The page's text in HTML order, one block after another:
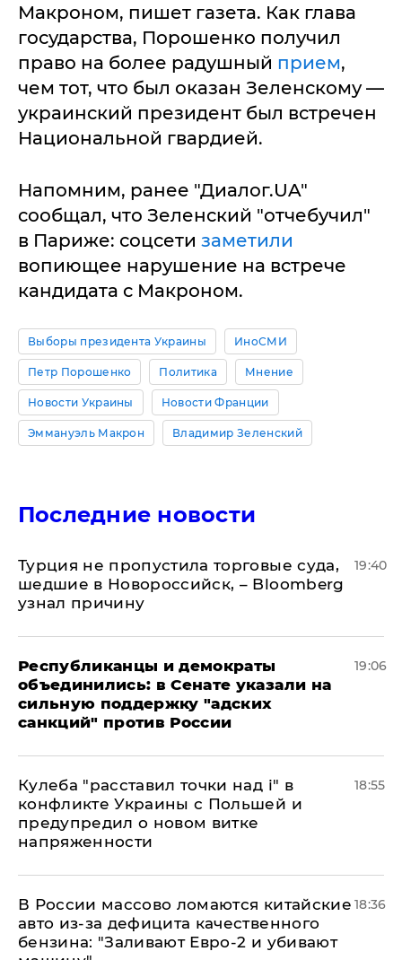
Макроном, пишет газета. Как глава
государства, Порошенко получил
право на более радушный прием,
чем тот, что был оказан Зеленскому —
украинский президент был встречен
Национальной гвардией.
Напомним, ранее "Диалог.UA"
сообщал, что Зеленский "отчебучил"
в Париже: соцсети заметили
вопиющее нарушение на встрече
кандидата с Макроном.
Выборы президента Украины ИноСМИ
Петр Порошенко Политика Мнение
Новости Украины Новости Франции
Эммануэль Макрон Владимир Зеленский
Последние новости
Турция не пропустила торговые суда,
шедшие в Новороссийск, – Bloomberg
узнал причину
19:40
Республиканцы и демократы
объединились: в Сенате указали на
сильную поддержку "адских
санкций" против России
19:06
Кулеба "расставил точки над і" в
конфликте Украины с Польшей и
предупредил о новом витке
напряженности
18:55
В России массово ломаются китайские
авто из-за дефицита качественного
бензина: "Заливают Евро-2 и убивают
18:36